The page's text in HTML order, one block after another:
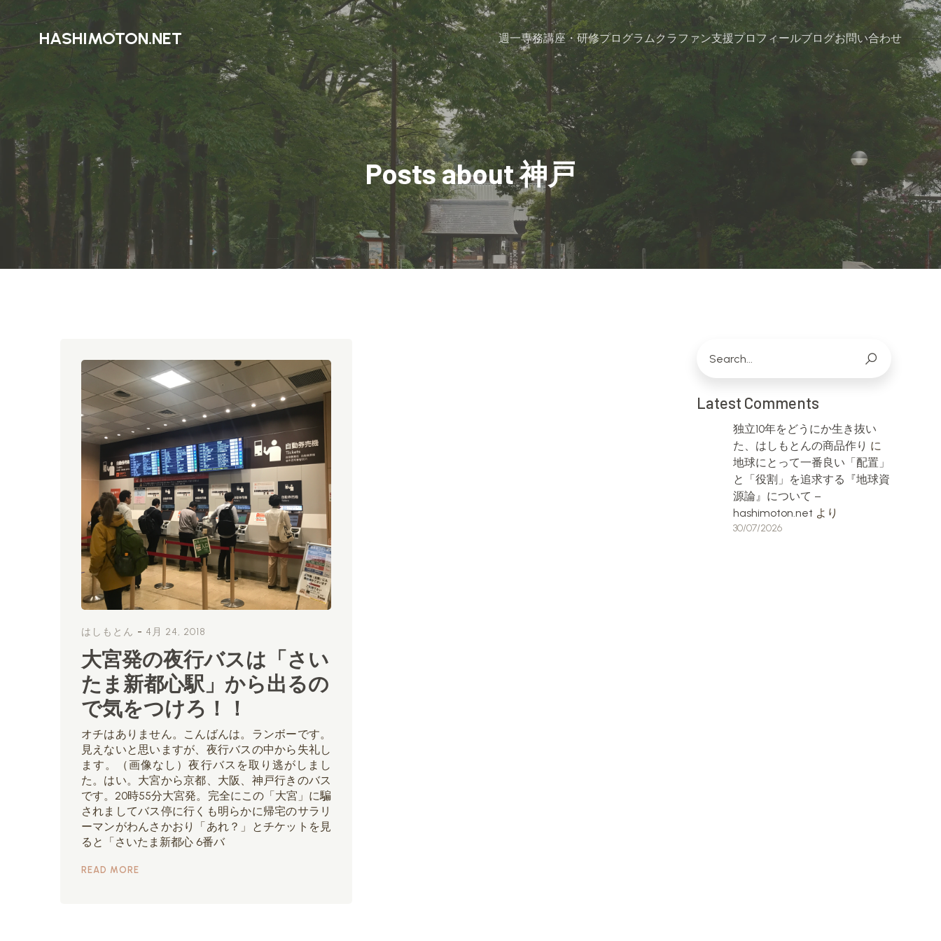
HASHIMOTON.NET 週一専務講座・研修プログラムクラファン支援プロフィールブログお問い合わせ
Posts about 神戸
はしもとん - 4月 24, 2018
大宮発の夜行バスは「さい
たま新都心駅」から出るの
で気をつけろ！！
オチはありません。こんばんは。ランボーです。
見えないと思いますが、夜行バスの中から失礼し
ます。（画像なし）夜行バスを取り逃がしまし
た。はい。大宮から京都、大阪、神戸行きのバス
です。20時55分大宮発。完全にこの「大宮」に騙
されましてバス停に行くも明らかに帰宅のサラリ
ーマンがわんさかおり「あれ？」とチケットを見
ると「さいたま新都心 6番バ
READ MORE
Latest Comments
独立10年をどうにか生き抜い
た、はしもとんの商品作り に
地球にとって一番良い「配置」
と「役割」を追求する『地球資
源論』について –
hashimoton.net より
30/07/2026